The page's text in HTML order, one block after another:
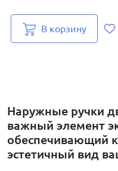
В корзину
Наружные ручки
важный элемент
обеспечивающий
эстетичный вид